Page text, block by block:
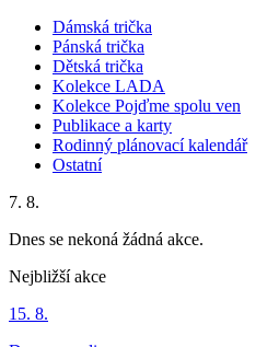
Dámská trička
Pánská trička
Dětská trička
Kolekce LADA
Kolekce Pojďme spolu ven
Publikace a karty
Rodinný plánovací kalendář
Ostatní
7. 8.
Dnes se nekoná žádná akce.
Nejbližší akce
15. 8.